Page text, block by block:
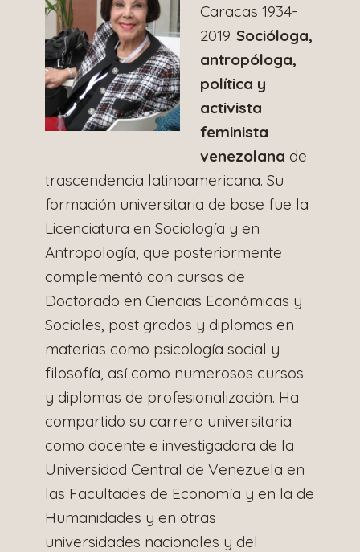
Caracas 1934-
2019. Socióloga,
antropóloga,
política y
activista
feminista
venezolana de
trascendencia latinoamericana. Su
formación universitaria de base fue la
Licenciatura en Sociología y en
Antropología, que posteriormente
complementó con cursos de
Doctorado en Ciencias Económicas y
Sociales, post grados y diplomas en
materias como psicología social y
filosofía, así como numerosos cursos
y diplomas de profesionalización. Ha
compartido su carrera universitaria
como docente e investigadora de la
Universidad Central de Venezuela en
las Facultades de Economía y en la de
Humanidades y en otras
universidades nacionales y del